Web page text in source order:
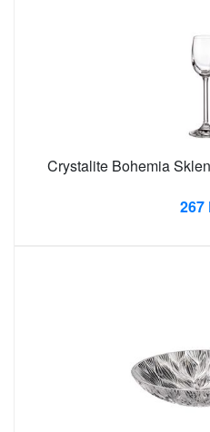
Crystalite Bohemia
267